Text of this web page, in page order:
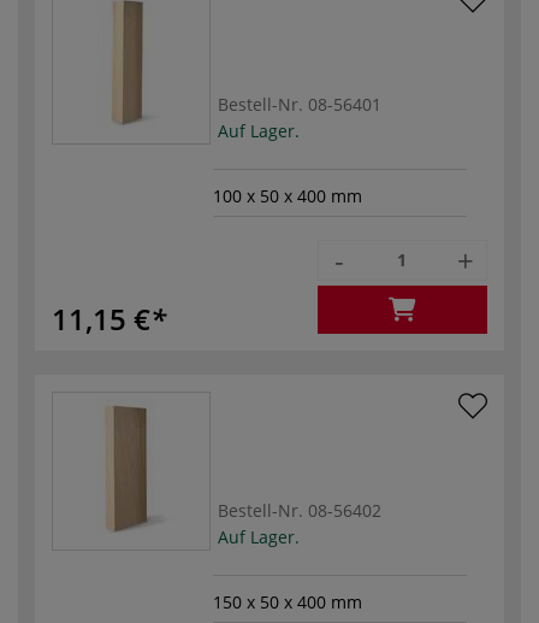
Bestell-Nr. 08-56401
Auf Lager.
100 x 50 x 400 mm
11,15 €
- +
Bestell-Nr. 08-56402
Auf Lager.
150 x 50 x 400 mm